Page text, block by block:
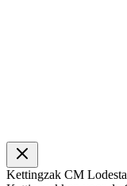
Kettingzak CM